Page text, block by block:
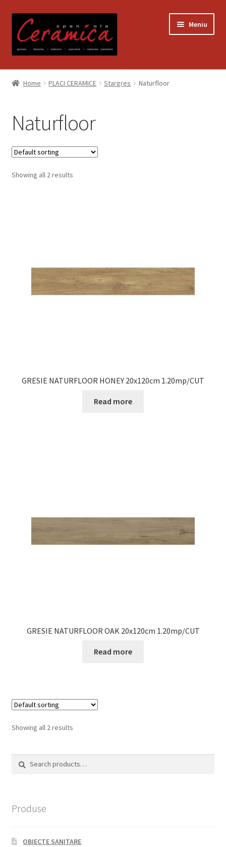
la
navigare
la
conținut
Meniu
Prima pagină
Contact
Contul meu
Coș
Politică de confidențialitate
Home PLACI CERAMICE Stargres Naturfloor
Naturfloor
Showing all 2 results
GRESIE NATURFLOOR HONEY 20x120cm 1.20mp/CUT
Read more
GRESIE NATURFLOOR OAK 20x120cm 1.20mp/CUT
Read more
Showing all 2 results
Search
Search
Produse
OBIECTE SANITARE